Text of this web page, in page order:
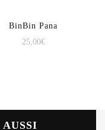
BinBin Pana
25,00€